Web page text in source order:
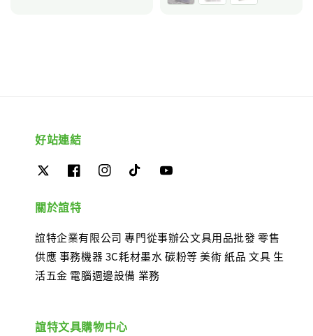
好站連結
關於誼特
誼特企業有限公司 專門從事辦公文具用品批發 零售
供應 事務機器 3C耗材墨水 碳粉等 美術 紙品 文具 生
活五金 電腦週邊設備 業務
誼特文具購物中心